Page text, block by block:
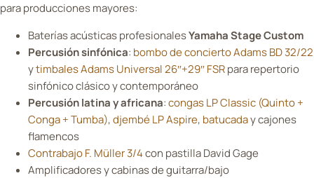
para producciones mayores:
Baterías acústicas profesionalesYamaha Stage Custom
Percusión sinfónica: bombo de concierto Adams BD 32/22
ytimbales Adams Universal 26″+29″ FSRpara repertorio
sinfónico clásico y contemporáneo
Percusión latina y africana:congas LP Classic (Quinto +
Conga + Tumba),djembé LP Aspire, batucaday cajones
flamencos
Contrabajo F. Müller 3/4con pastilla David Gage
Amplificadores y cabinas de guitarra/bajo